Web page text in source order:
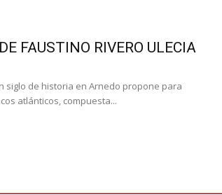
FAUSTINO RIVERO ULECIA
siglo de historia en Arnedo propone para
atlánticos, compuesta...